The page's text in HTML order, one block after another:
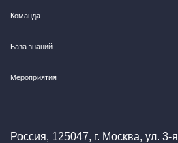
Команда
База знаний
Мероприятия
Россия, 125047, г. Москва, ул. 3-я